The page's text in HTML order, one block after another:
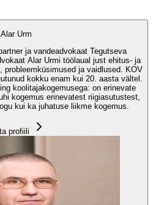
Alar Urm
ja vandeadvokaat Tegutseva
Alar Urmi töölaual just ehitus- ja
probleemküsimused ja vaidlused. KOV
kokku enam kui 20. aasta vältel.
koolitajakogemusega: on erinevate
kogemus erinevatest riigiasutustest,
kui ka juhatuse liikme kogemus.
profiili